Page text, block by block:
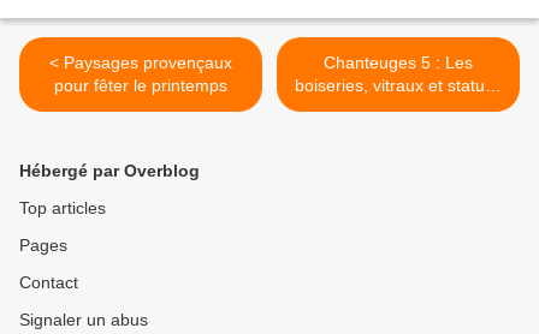
< Paysages provençaux
pour fêter le printemps
Chanteuges 5 : Les
boiseries, vitraux et statues
de l'Eglise Saint-Marcellin /
Hébergé par Overblog
Top articles
Pages
Contact
Signaler un abus